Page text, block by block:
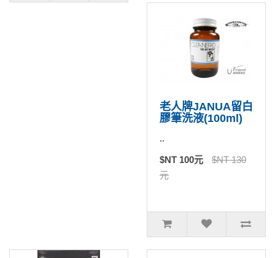
老人牌JANUA留白
膠筆洗液(100ml)
..
$NT 100元
$NT 130
元